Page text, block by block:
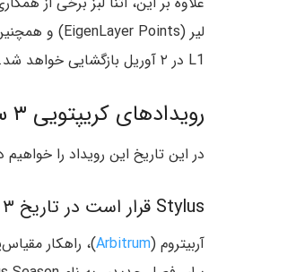
L1 در ۲ آوریل بازگشایی خواهد شد.
رویدادهای کریپتویی ۳ سپتامبر (۱۳ شهریور):
در این تاریخ این رویداد را
Stylus قرار است در تاریخ ۳ سپتامبر راه‌اندازی شود
آربیتروم (Arbitrum